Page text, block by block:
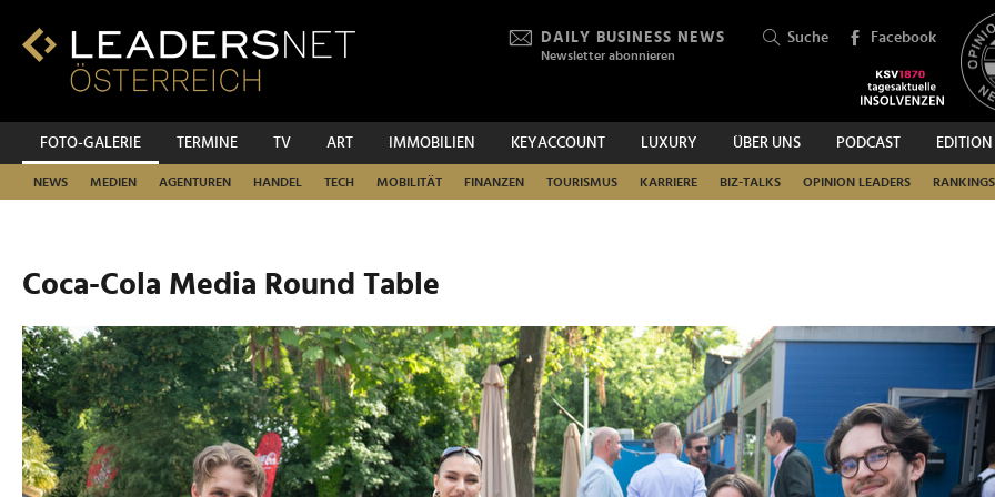
Inhalt
Fußzeilen-
Hauptnavigation
DAILY BUSINESS NEWS
Newsletter abonnieren
Suche Facebook
FOTO-GALERIE TERMINE TV ART IMMOBILIEN KEYACCOUNT LUXURY ÜBER UNS PODCAST EDITION
NEWS MEDIEN AGENTUREN HANDEL TECH MOBILITÄT FINANZEN TOURISMUS KARRIERE BIZ-TALKS OPINION LEADERS RANKINGS
SUCHEN
Coca-Cola Media Round Table